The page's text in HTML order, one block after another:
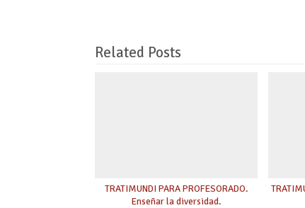
Related Posts
TRATIMUNDI PARA PROFESORADO.
Enseñar la diversidad.